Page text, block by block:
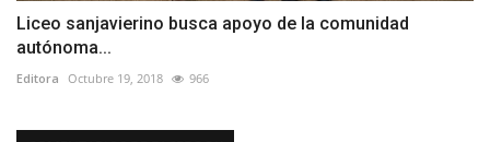
Liceo sanjavierino busca apoyo de la comunidad
autónoma...
Editora Octubre 19, 2018 966